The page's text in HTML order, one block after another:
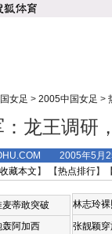
女足 > 2005中国女足 >
龙王调研
2005年5月
收藏本文 】 【热点排行】
蒂敢突破
轰阿加西
林志玲
张靓颖